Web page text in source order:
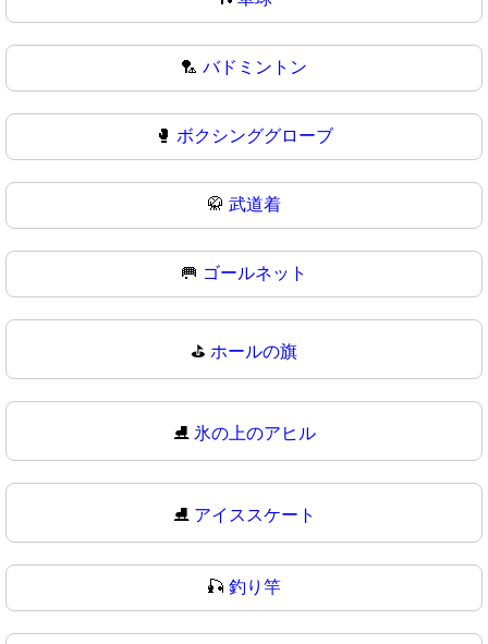
🏸 バドミントン
🥊 ボクシンググローブ
🥋 武道着
🥅 ゴールネット
⛳ ホールの旗
⛸️ 氷の上のアヒル
⛸ アイススケート
🎣 釣り竿